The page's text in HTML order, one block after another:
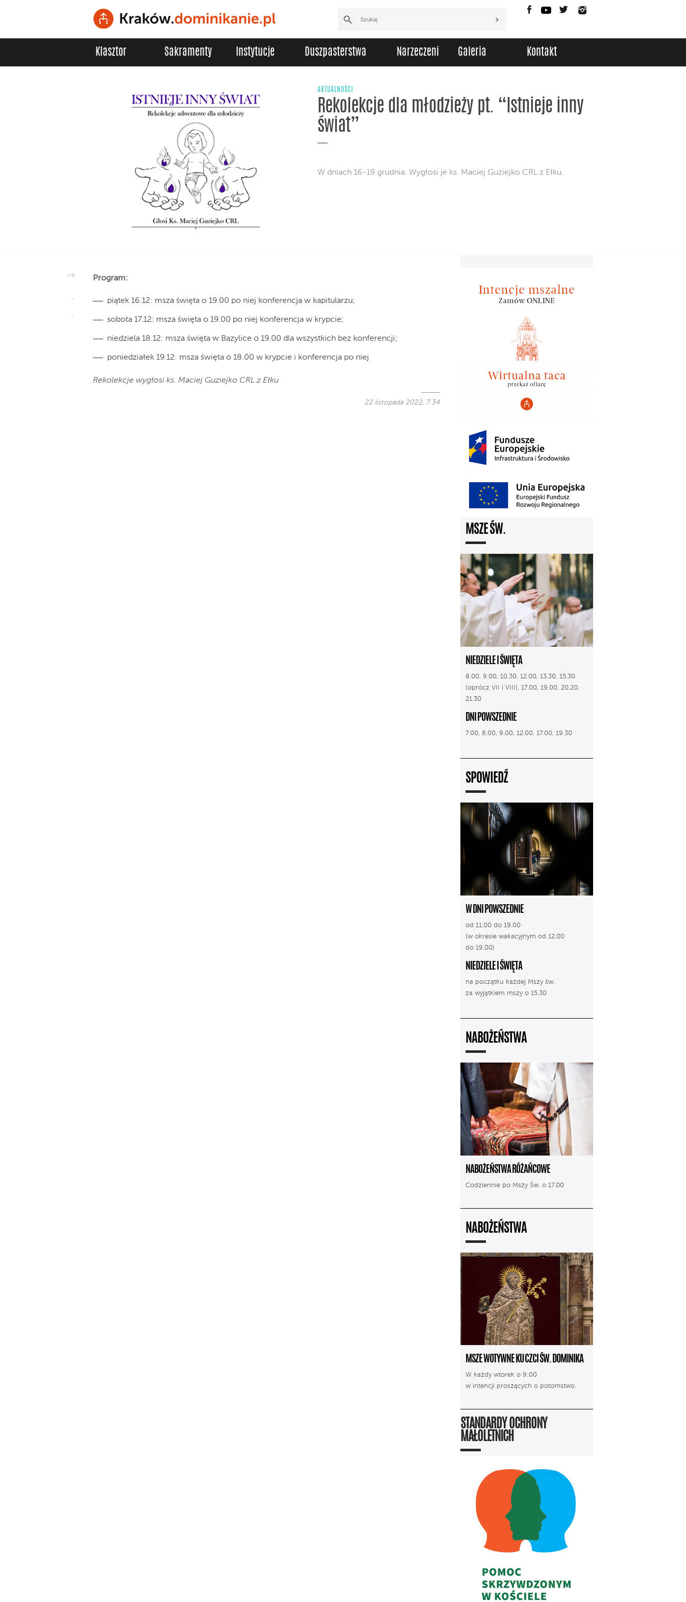
FacebookYouTubeTwitter
Klasztor Sakramenty Instytucje Duszpasterstwa Narzeczeni Galeria Kontakt
AKTUALNOŚCI
Rekolekcje dla młodzieży pt. “Istnieje inny
świat”
W dniach 16-19 grudnia. Wygłosi je ks. Maciej Guziejko CRL z Ełku.
Program:
piątek 16.12: msza święta o 19.00 po niej konferencja w kapitularzu;
sobota 17.12: msza święta o 19.00 po niej konferencja w krypcie;
niedziela 18.12: msza święta w Bazylice o 19.00 dla wszystkich bez konferencji;
poniedziałek 19.12: msza święta o 18.00 w krypcie i konferencja po niej
Rekolekcje wygłosi ks. Maciej Guziejko CRL z Ełku
22 listopada 2022, 7:34
MSZE ŚW.
NIEDZIELE I ŚWIĘTA
8.00, 9.00, 10.30, 12.00, 13.30, 15.30
(oprócz VII i VIII), 17.00, 19.00, 20.20,
21.30
DNI POWSZEDNIE
7.00, 8.00, 9.00, 12.00, 17.00, 19.30
SPOWIEDŹ
W DNI POWSZEDNIE
od 11.00 do 19.00
(w okresie wakacyjnym od 12.00
do 19.00)
NIEDZIELE I ŚWIĘTA
na początku każdej Mszy św.
za wyjątkiem mszy o 15.30
NABOŻEŃSTWA
NABOŻEŃSTWA RÓŻAŃCOWE
Codziennie po Mszy Św. o 17.00
NABOŻEŃSTWA
MSZE WOTYWNE KU CZCI ŚW. DOMINIKA
W każdy wtorek o 9:00
w intencji proszących o potomstwo.
STANDARDY OCHRONY
MAŁOLETNICH